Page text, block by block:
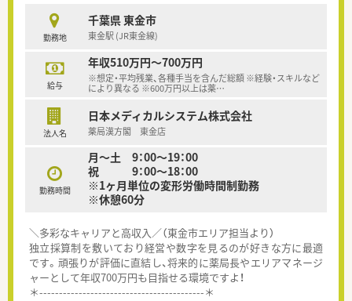
勤務地
千葉県 東金市
東金駅 (JR東金線)
給与
年収510万円～700万円
※想定・平均残業、各種手当を含んだ総額 ※経験・スキルなど
により異なる ※600万円以上は薬…
法人名
日本メディカルシステム株式会社
薬局漢方閣 東金店
勤務時間
月～土 9：00～19：00
祝 9：00～18：00
※1ヶ月単位の変形労働時間制勤務
※休憩60分
＼多彩なキャリアと高収入／（東金市エリア担当より）
独立採算制を敷いており経営や数字を見るのが好きな方に最適
です。頑張りが評価に直結し、将来的に薬局長やエリアマネージ
ャーとして年収700万円も目指せる環境ですよ！
＊------------------------------------------＊